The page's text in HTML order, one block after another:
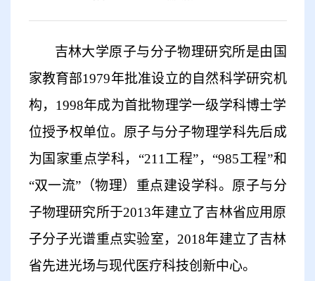
吉林大学原子与分子物理研究所是由国
家教育部1979年批准设立的自然科学研究机
构，1998年成为首批物理学一级学科博士学
位授予权单位。原子与分子物理学科先后成
为国家重点学科，“211工程”，“985工程”和
“双一流”（物理）重点建设学科。原子与分
子物理研究所于2013年建立了吉林省应用原
子分子光谱重点实验室，2018年建立了吉林
省先进光场与现代医疗科技创新中心。